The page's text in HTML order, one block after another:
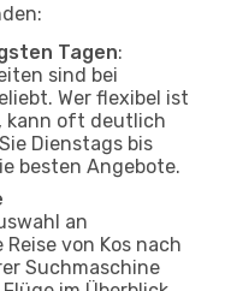
Tagen:
sind bei
Wer flexibel ist
kann oft deutlich
Dienstags bis
besten Angebote.
an
von Kos nach
Suchmaschine